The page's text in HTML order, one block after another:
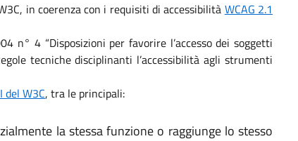
in coerenza con i requisiti di accessibilità WCAG 2.1
n° 4 “Disposizioni per favorire l’accesso dei soggetti
tecniche disciplinanti l’accessibilità agli strumenti
del W3C, tra le principali:
la stessa funzione o raggiunge lo stesso